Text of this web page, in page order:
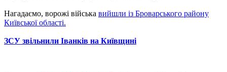
Нагадаємо, ворожі війська вийшли із Броварського району
Київської області.
ЗСУ звільнили Іванків на Київщині